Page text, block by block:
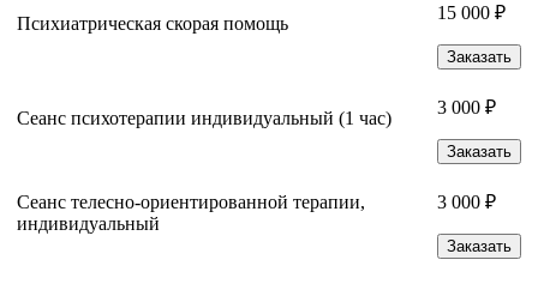
Психиатрическая скорая помощь
15 000 ₽
Заказать
Сеанс психотерапии индивидуальный (1 час)
3 000 ₽
Заказать
Сеанс телесно-ориентированной терапии,
индивидуальный
3 000 ₽
Заказать